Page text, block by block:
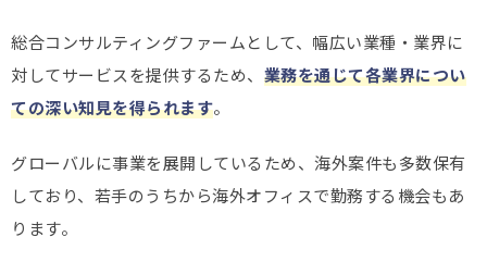
総合コンサルティングファームとして、幅広い業種・業界に
対してサービスを提供するため、 業務を通じて各業界につい
ての深い知見を得られます。
グローバルに事業を展開しているため、海外案件も多数保有
しており、若手のうちから海外オフィスで勤務する機会もあ
ります。